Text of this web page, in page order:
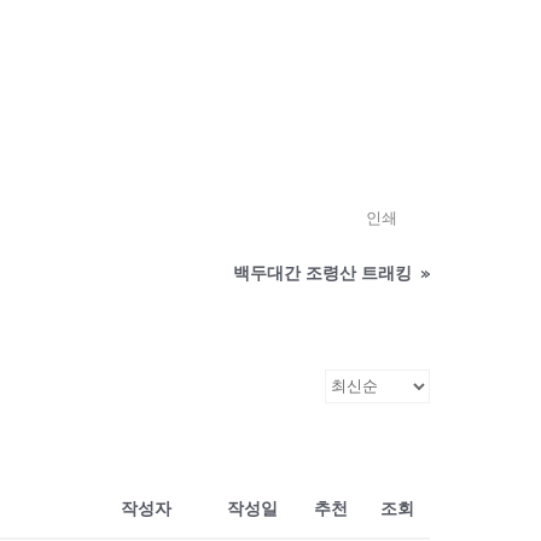
인쇄
백두대간 조령산 트래킹 »
작성자 작성일 추천 조회